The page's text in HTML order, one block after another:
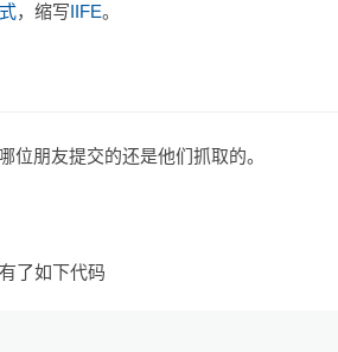
，缩写IIFE。
位朋友提交的还是他们抓取的。
了如下代码